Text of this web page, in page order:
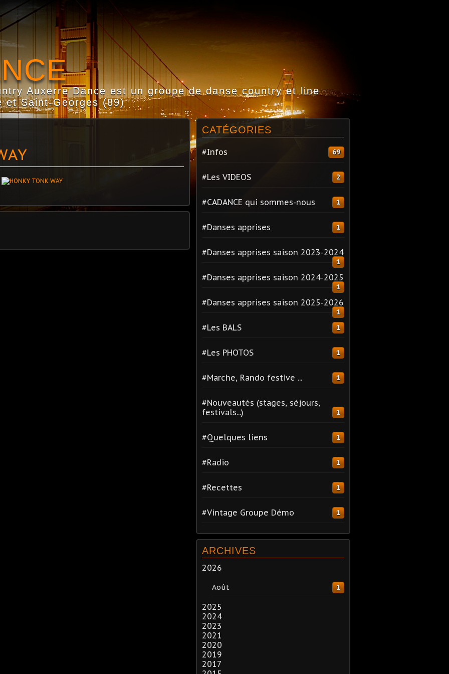
Auxerre Dance est un groupe de danse country et line
et Saint-Georges (89)
CATÉGORIES
#Infos 69
#Les VIDEOS 2
#CADANCE qui sommes-nous 1
#Danses apprises 1
#Danses apprises saison 2023-2024
1
#Danses apprises saison 2024-2025
1
#Danses apprises saison 2025-2026
1
#Les BALS 1
#Les PHOTOS 1
#Marche, Rando festive ... 1
#Nouveautés (stages, séjours,
festivals...)
1
#Quelques liens 1
#Radio 1
#Recettes 1
#Vintage Groupe Démo 1
ARCHIVES
2026
Août 1
2025
2024
2023
2021
2020
2019
2017